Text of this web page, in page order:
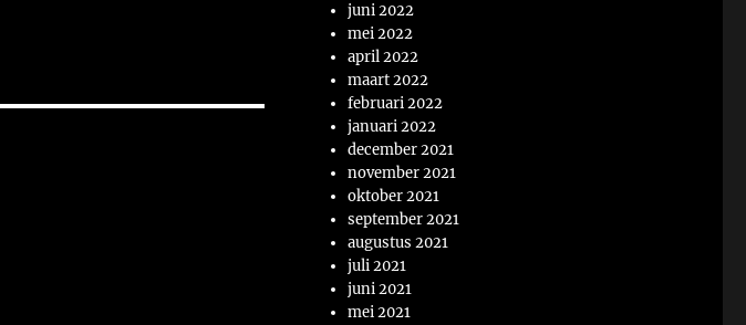
juni 2022
mei 2022
april 2022
maart 2022
februari 2022
januari 2022
december 2021
november 2021
oktober 2021
september 2021
augustus 2021
juli 2021
juni 2021
mei 2021